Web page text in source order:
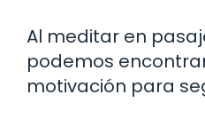
Al meditar en
podemos
motivación para